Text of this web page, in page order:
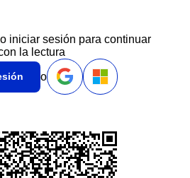
o iniciar sesión para continuar
la lectura
o